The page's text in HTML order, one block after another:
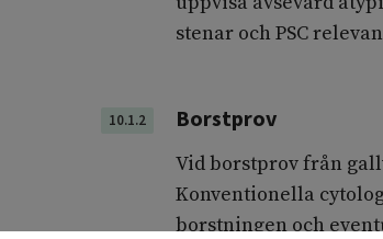
stenar och PSC
10.1.2 Borstprov
Vid borstprov från
Konventionella
borstningen och